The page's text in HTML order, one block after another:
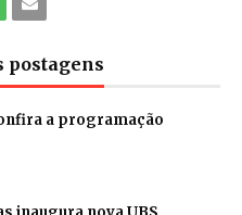
postagens
a programação